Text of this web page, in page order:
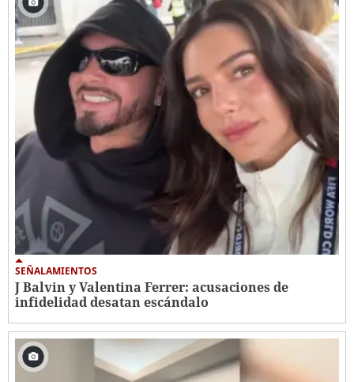
SEÑALAMIENTOS
J Balvin y Valentina Ferrer: acusaciones de
infidelidad desatan escándalo